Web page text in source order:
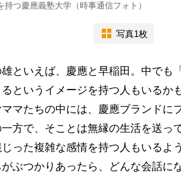
持つ慶應義塾大学（時事通信フォト）
写真1枚
といえば、慶應と早稲田。中でも
というイメージを持つ人もいるか
マたちの中には、慶應ブランドに
方で、そことは無縁の生活を送っ
った複雑な感情を持つ人もいるよ
ぶつかりあったら、どんな会話に